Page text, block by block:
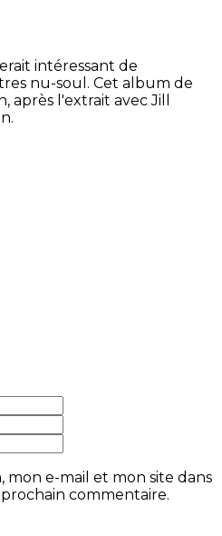
intéressant de
nu-soul. Cet album de
après l'extrait avec Jill
mon e-mail et mon site dans
commentaire.